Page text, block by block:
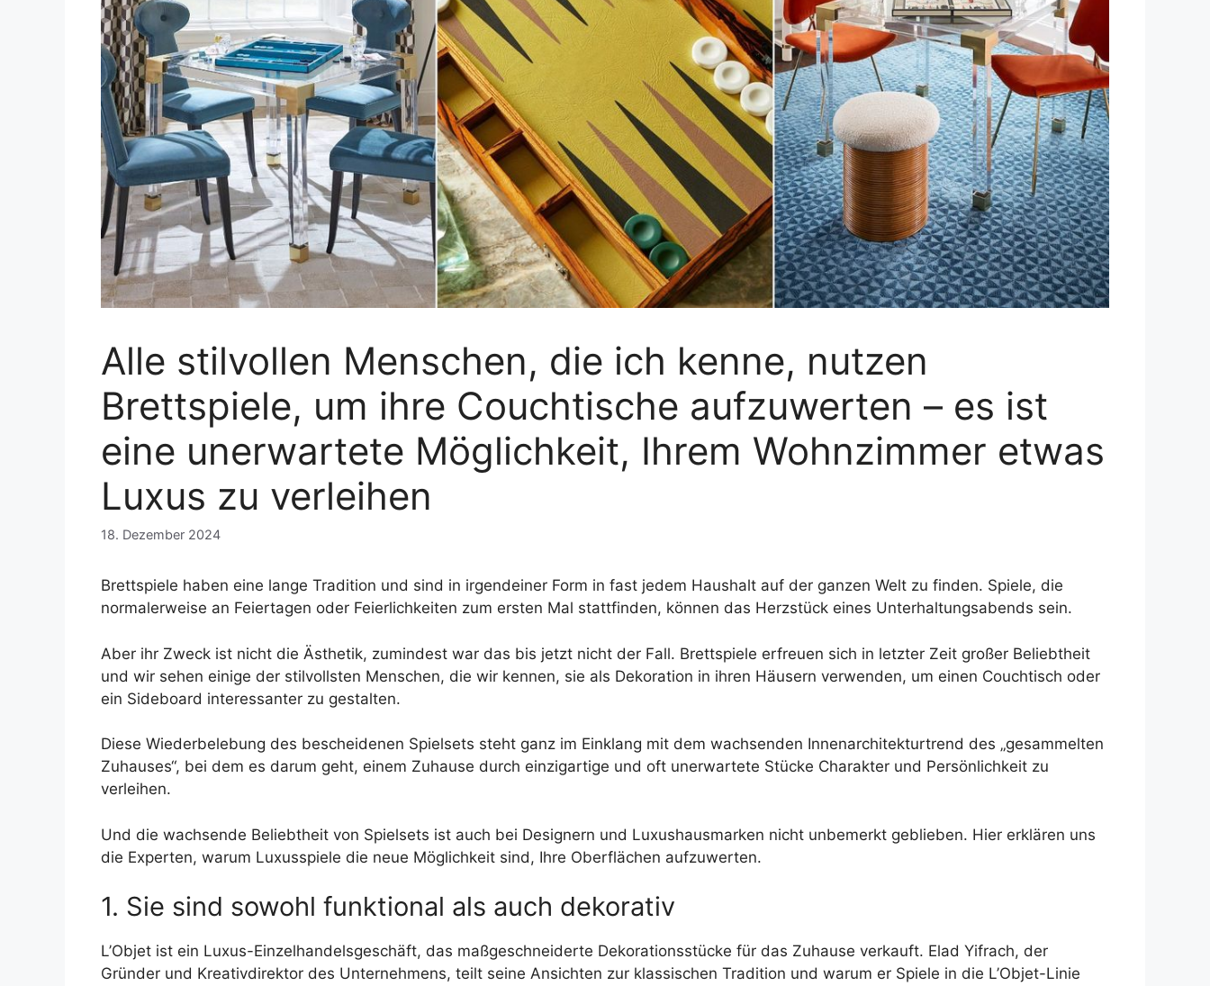
Alle stilvollen Menschen, die ich kenne, nutzen
Brettspiele, um ihre Couchtische aufzuwerten – es ist
eine unerwartete Möglichkeit, Ihrem Wohnzimmer etwas
Luxus zu verleihen
18. Dezember 2024
Brettspiele haben eine lange Tradition und sind in irgendeiner Form in fast jedem Haushalt auf der ganzen Welt zu finden. Spiele, die
normalerweise an Feiertagen oder Feierlichkeiten zum ersten Mal stattfinden, können das Herzstück eines Unterhaltungsabends sein.
Aber ihr Zweck ist nicht die Ästhetik, zumindest war das bis jetzt nicht der Fall. Brettspiele erfreuen sich in letzter Zeit großer Beliebtheit
und wir sehen einige der stilvollsten Menschen, die wir kennen, sie als Dekoration in ihren Häusern verwenden, um einen Couchtisch oder
ein Sideboard interessanter zu gestalten.
Diese Wiederbelebung des bescheidenen Spielsets steht ganz im Einklang mit dem wachsenden Innenarchitekturtrend des „gesammelten
Zuhauses“, bei dem es darum geht, einem Zuhause durch einzigartige und oft unerwartete Stücke Charakter und Persönlichkeit zu
verleihen.
Und die wachsende Beliebtheit von Spielsets ist auch bei Designern und Luxushausmarken nicht unbemerkt geblieben. Hier erklären uns
die Experten, warum Luxusspiele die neue Möglichkeit sind, Ihre Oberflächen aufzuwerten.
1. Sie sind sowohl funktional als auch dekorativ
L’Objet ist ein Luxus-Einzelhandelsgeschäft, das maßgeschneiderte Dekorationsstücke für das Zuhause verkauft. Elad Yifrach, der
Gründer und Kreativdirektor des Unternehmens, teilt seine Ansichten zur klassischen Tradition und warum er Spiele in die L’Objet-Linie